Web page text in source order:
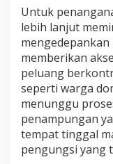
s
i
a
a
n
,
e
r
a
s
u
Untuk
lebih lanjut
memberikan
peluang
seperti warga
menunggu
penampungan
tempat tinggal
pengungsi yang